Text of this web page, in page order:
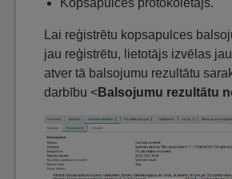
Lai reģistrētu kopsapulces
jau reģistrētu, lietotājs izvēlas
atver tā balsojumu rezultātu
darbību <Balsojumu rezultātu